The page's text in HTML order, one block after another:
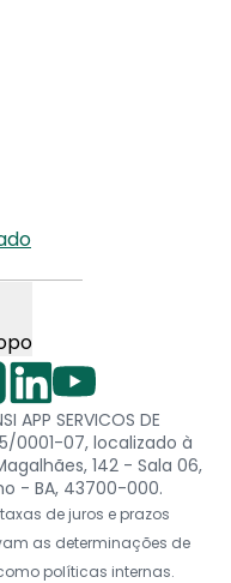
SERVICOS DE
0001-07, localizado à
142 - Sala 06,
- BA, 43700-000.
de juros e prazos
as determinações de
políticas internas.